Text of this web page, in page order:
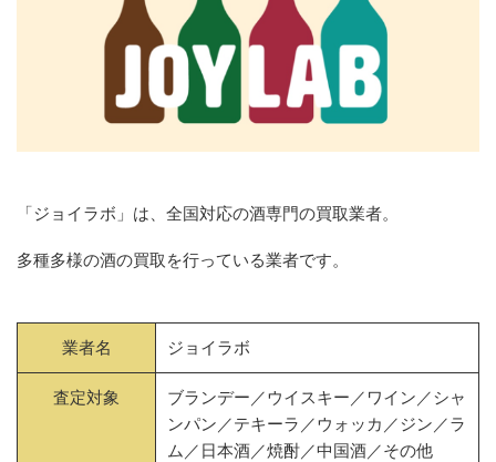
「ジョイラボ」は、全国対応の酒専門の買取業者。
多種多様の酒の買取を行っている業者です。
業者名 ジョイラボ
査定対象
ブランデー／ウイスキー／ワイン／シャ
ンパン／テキーラ／ウォッカ／ジン／ラ
ム／日本酒／焼酎／中国酒／その他